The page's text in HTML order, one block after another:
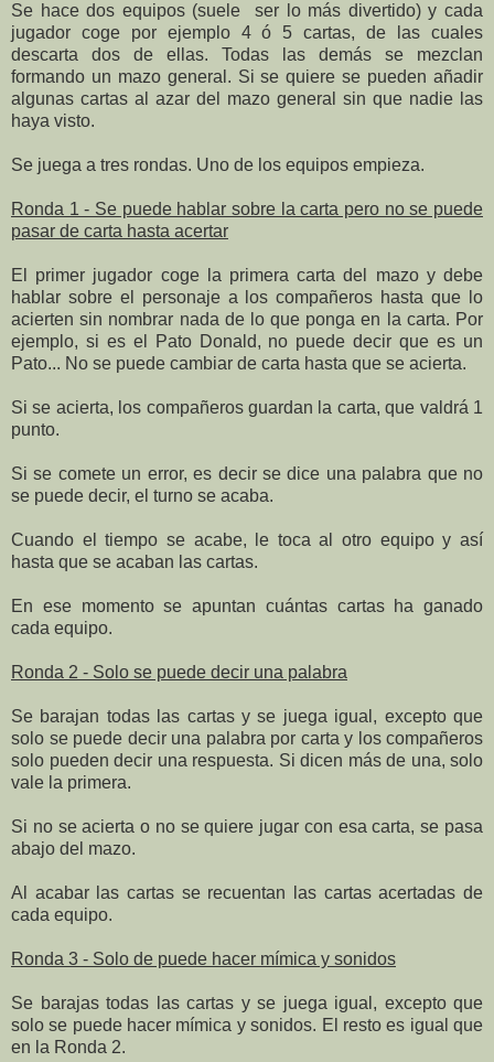
Se hace dos equipos (suele ser lo más divertido) y cada
jugador coge por ejemplo 4 ó 5 cartas, de las cuales
descarta dos de ellas. Todas las demás se mezclan
formando un mazo general. Si se quiere se pueden añadir
algunas cartas al azar del mazo general sin que nadie las
haya visto.
Se juega a tres rondas. Uno de los equipos empieza.
Ronda 1 - Se puede hablar sobre la carta pero no se puede
pasar de carta hasta acertar
El primer jugador coge la primera carta del mazo y debe
hablar sobre el personaje a los compañeros hasta que lo
acierten sin nombrar nada de lo que ponga en la carta. Por
ejemplo, si es el Pato Donald, no puede decir que es un
Pato... No se puede cambiar de carta hasta que se acierta.
Si se acierta, los compañeros guardan la carta, que valdrá 1
punto.
Si se comete un error, es decir se dice una palabra que no
se puede decir, el turno se acaba.
Cuando el tiempo se acabe, le toca al otro equipo y así
hasta que se acaban las cartas.
En ese momento se apuntan cuántas cartas ha ganado
cada equipo.
Ronda 2 - Solo se puede decir una palabra
Se barajan todas las cartas y se juega igual, excepto que
solo se puede decir una palabra por carta y los compañeros
solo pueden decir una respuesta. Si dicen más de una, solo
vale la primera.
Si no se acierta o no se quiere jugar con esa carta, se pasa
abajo del mazo.
Al acabar las cartas se recuentan las cartas acertadas de
cada equipo.
Ronda 3 - Solo de puede hacer mímica y sonidos
Se barajas todas las cartas y se juega igual, excepto que
solo se puede hacer mímica y sonidos. El resto es igual que
en la Ronda 2.